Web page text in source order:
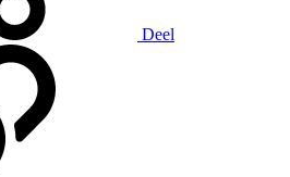
Deel